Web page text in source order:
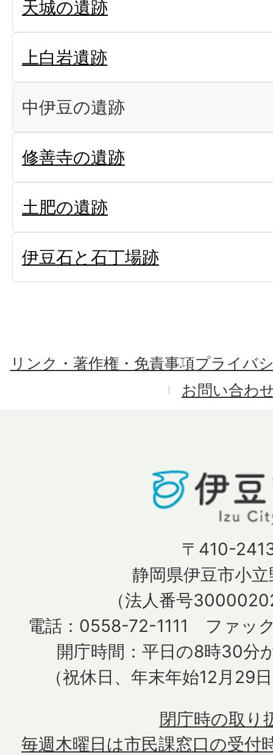
天城の遺跡
上白岩遺跡
中伊豆の遺跡
修善寺の遺跡
土肥の遺跡
伊豆石と石丁場跡
リンク・著作権・免責事項プライバ
お問い合わ
〒410-
静岡県伊豆市小
（法人番号
電話：0558-72-1111 ファッ
開庁時間：平日の8時30分
（祝休日、年末年始12月29
毎週木曜日は市民課窓口の受付
閉庁時の取り